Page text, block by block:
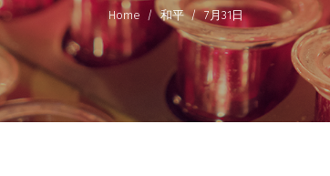
Home /和平 /7月31日